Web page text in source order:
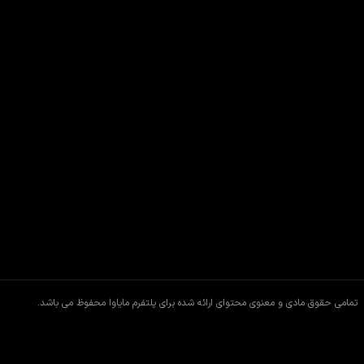
تمامی حقوق مادی و معنوی محتوای ارائه شده برای پلتفرم مایاوا محفوظ می باشد.